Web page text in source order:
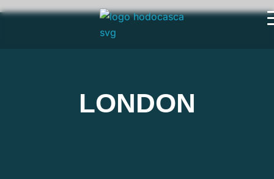
LONDON